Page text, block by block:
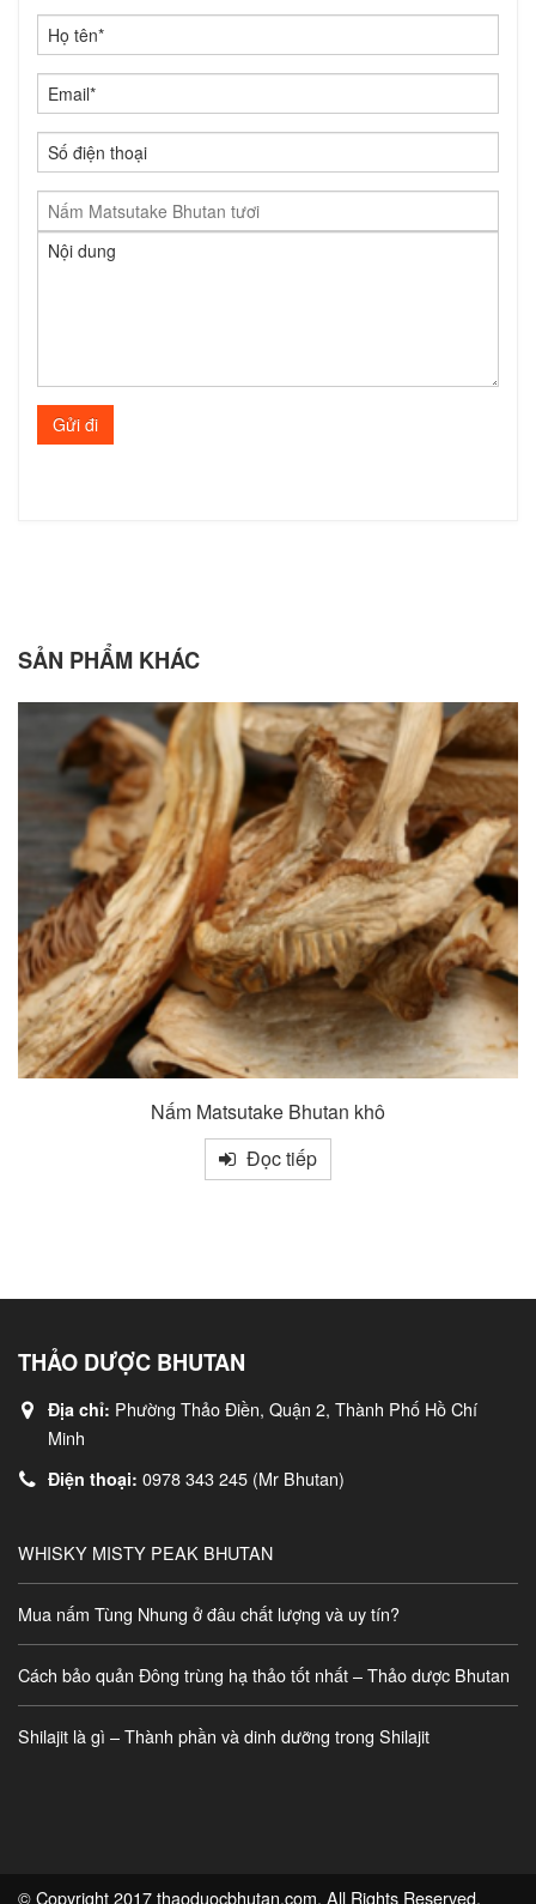
SẢN PHẨM KHÁC
Nấm Matsutake Bhutan khô
Đọc tiếp
THẢO DƯỢC BHUTAN
Địa chỉ: Phường Thảo Điền, Quận 2, Thành Phố Hồ Chí
Minh
Điện thoại: 0978 343 245 (Mr Bhutan)
WHISKY MISTY PEAK BHUTAN
Mua nấm Tùng Nhung ở đâu chất lượng và uy tín?
Cách bảo quản Đông trùng hạ thảo tốt nhất – Thảo dược Bhutan
Shilajit là gì – Thành phần và dinh dưỡng trong Shilajit
© Copyright 2017 thaoduocbhutan.com. All Rights Reserved.